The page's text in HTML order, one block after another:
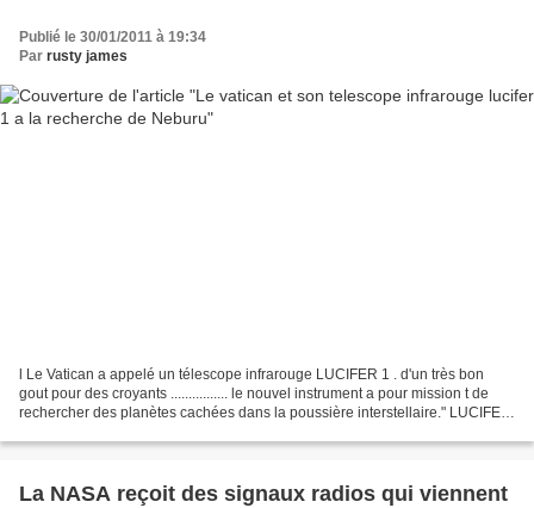
Publié le 30/01/2011 à 19:34
Par rusty james
l Le Vatican a appelé un télescope infrarouge LUCIFER 1 . d'un très bon
gout pour des croyants ................ le nouvel instrument a pour mission t de
rechercher des planètes cachées dans la poussière interstellaire." LUCIFER
La NASA reçoit des signaux radios qui viennent